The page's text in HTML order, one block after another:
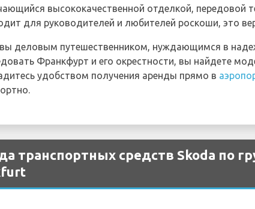
высококачественной отделкой,
для руководителей и любителей роскоши, это
деловым путешественником, нуждающимся в
Франкфурт и его окрестности, вы найдете
удобством получения аренды прямо в
транспортных средств Skoda по